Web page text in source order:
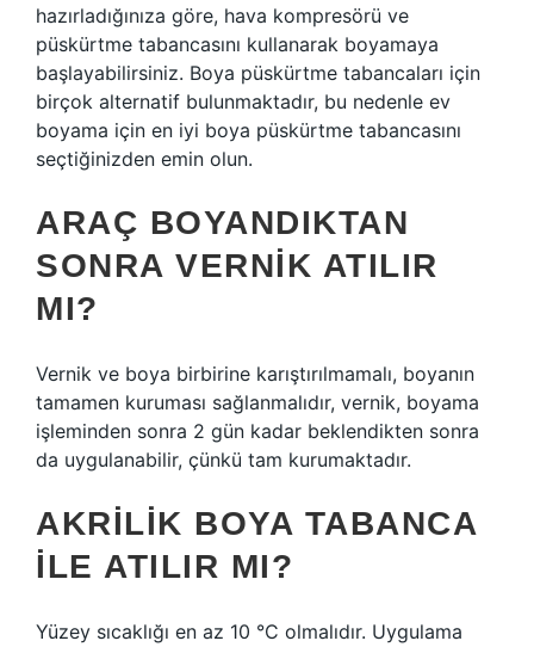
hazırladığınıza göre, hava kompresörü ve
püskürtme tabancasını kullanarak boyamaya
başlayabilirsiniz. Boya püskürtme tabancaları için
birçok alternatif bulunmaktadır, bu nedenle ev
boyama için en iyi boya püskürtme tabancasını
seçtiğinizden emin olun.
ARAÇ BOYANDIKTAN
SONRA VERNIK ATILIR
MI?
Vernik ve boya birbirine karıştırılmamalı, boyanın
tamamen kuruması sağlanmalıdır, vernik, boyama
işleminden sonra 2 gün kadar beklendikten sonra
da uygulanabilir, çünkü tam kurumaktadır.
AKRILIK BOYA TABANCA
ILE ATILIR MI?
Yüzey sıcaklığı en az 10 °C olmalıdır. Uygulama